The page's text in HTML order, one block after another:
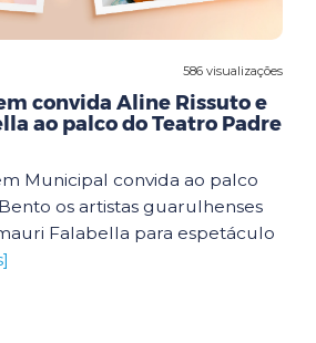
586 visualizações
convida Aline Rissuto e
ao palco do Teatro Padre
Municipal convida ao palco
os artistas guarulhenses
Falabella para espetáculo